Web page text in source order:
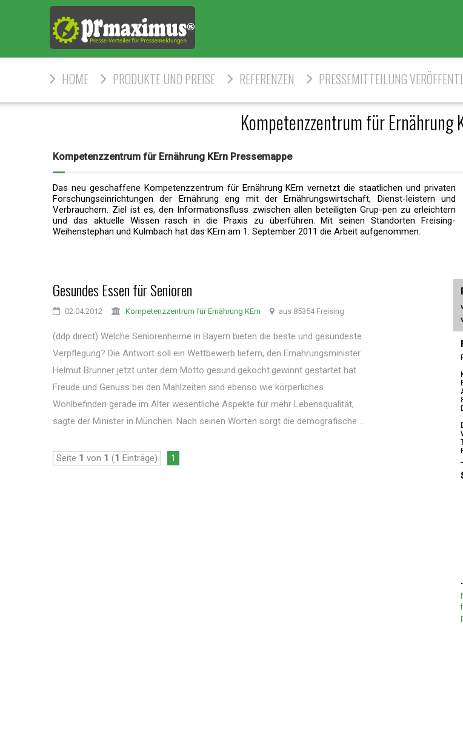
HOME PRODUKTE UND PREISE REFERENZEN PRESSEMITTEILUNG
Kompetenzzentrum für Ernährung
Kompetenzzentrum für Ernährung KErn Pressemappe
Das neu geschaffene Kompetenzzentrum für Ernährung KErn vernetzt die staatlichen und privaten
Forschungseinrichtungen der Ernährung eng mit der Ernährungswirtschaft, Dienst-leistern und
Verbrauchern. Ziel ist es, den Informationsfluss zwischen allen beteiligten Grup-pen zu erleichtern
und das aktuelle Wissen rasch in die Praxis zu überführen. Mit seinen Standorten Freising-
Weihenstephan und Kulmbach hat das KErn am 1. September 2011 die Arbeit aufgenommen.
Gesundes Essen für Senioren
02.04.2012 Kompetenzzentrum für Ernährung KErn aus 85354 Freising
(ddp direct) Welche Seniorenheime in Bayern bieten die beste und gesündeste
Verpflegung? Die Antwort soll ein Wettbewerb liefern, den Ernährungsminister
Helmut Brunner jetzt unter dem Motto gesund.gekocht.gewinnt gestartet hat.
Freude und Genuss bei den Mahlzeiten sind ebenso wie körperliches
Wohlbefinden gerade im Alter wesentliche Aspekte für mehr Lebensqualität,
sagte der Minister in München. Nach seinen Worten sorgt die demografische ...
Seite 1 von 1 (1 Einträge) 1